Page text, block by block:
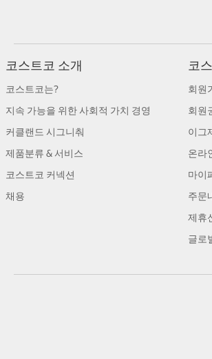
코스트코 소개
코스트코는?
지속 가능을 위한 사회적 가치 경영
커클랜드 시그니춰
제품분류 & 서비스
코스트코 커넥션
채용
코
회원
회원
이그
온라
마이
주문
제휴
글로